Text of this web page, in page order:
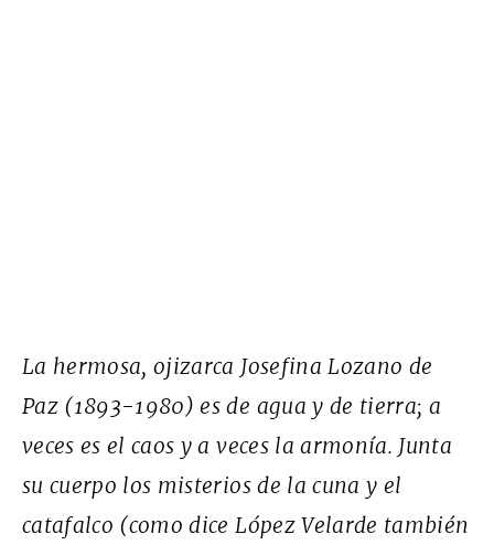
La hermosa, ojizarca Josefina Lozano de
Paz (1893-1980) es de agua y de tierra; a
veces es el caos y a veces la armonía. Junta
su cuerpo los misterios de la cuna y el
catafalco (como dice López Velarde también